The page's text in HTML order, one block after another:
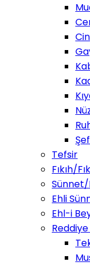
Tefsir
Fıkıh/
Ehli
Ehl-i